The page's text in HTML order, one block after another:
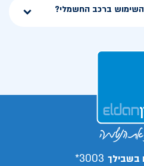
ברכב החשמלי?
בשבילך 3003*